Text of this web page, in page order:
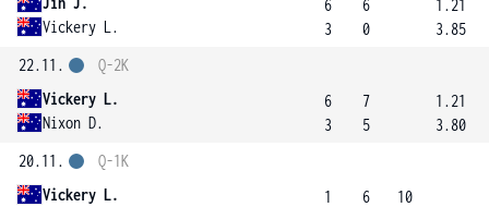
Vickery L.
6
3
6
0
1.21
3.85
22.11.
Vickery L.
Nixon D.
Q-2K
6
3
7
5
1.21
3.80
20.11.
Vickery L.
Q-1K
1
6
10